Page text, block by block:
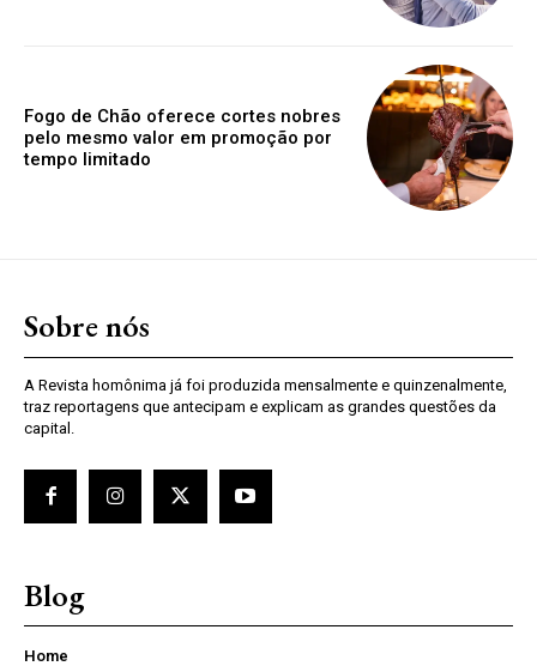
Fogo de Chão oferece cortes nobres
pelo mesmo valor em promoção por
tempo limitado
Sobre nós
A Revista homônima já foi produzida mensalmente e quinzenalmente,
traz reportagens que antecipam e explicam as grandes questões da
capital.
Blog
Home